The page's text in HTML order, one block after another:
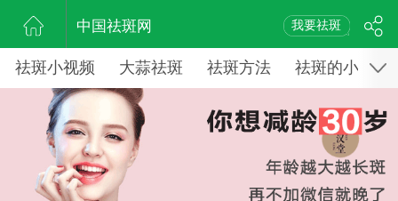
中国祛斑网 我要祛斑
祛斑小视频 大蒜祛斑 祛斑方法 祛斑的小窍门